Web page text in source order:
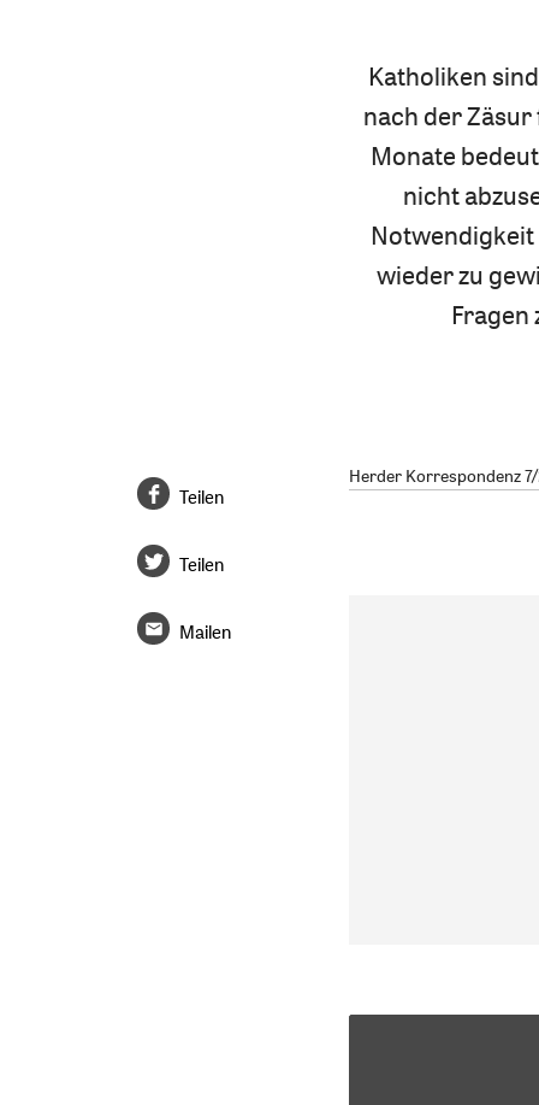
Katholiken
nach der
Monate
nicht
wieder zu
Fragen
Herder Korrespondenz
Teilen
Teilen
Mailen